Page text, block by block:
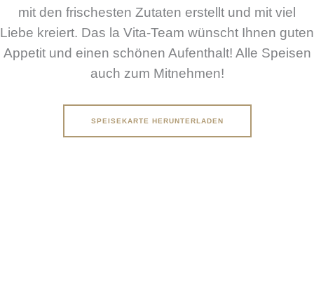
mit den frischesten Zutaten erstellt und mit viel
Liebe kreiert. Das la Vita-Team wünscht Ihnen guten
Appetit und einen schönen Aufenthalt! Alle Speisen
auch zum Mitnehmen!
SPEISEKARTE HERUNTERLADEN